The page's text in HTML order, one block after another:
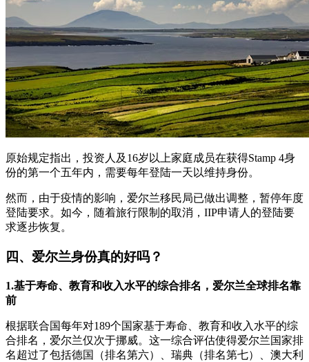
原始规定指出，投资人及16岁以上家庭成员在获得Stamp 4身
份的第一个五年内，需要每年登陆一天以维持身份。
然而，由于疫情的影响，爱尔兰移民局已做出调整，暂停年度
登陆要求。如今，随着旅行限制的取消，IIP申请人的登陆要
求逐步恢复。
四、爱尔兰身份真的好吗？
1.基于寿命、教育和收入水平的综合排名，爱尔兰全球排名靠
前
根据联合国每年对189个国家基于寿命、教育和收入水平的综
合排名，爱尔兰仅次于挪威。这一综合评估使得爱尔兰国家排
名超过了包括德国（排名第六）、瑞典（排名第七）、澳大利